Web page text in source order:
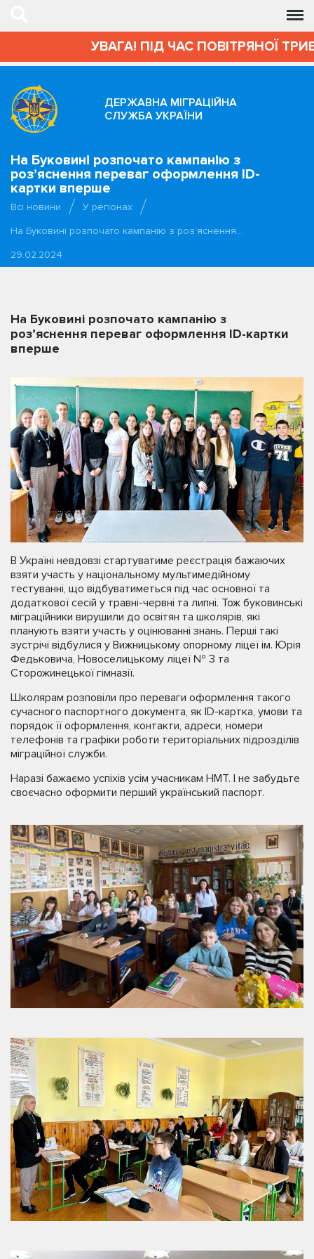
УВАГА! ПІД ЧАС ПОВІТРЯНОЇ
ДЕРЖАВНА МІГРАЦІЙНА
СЛУЖБА УКРАЇНИ
На Буковині розпочато кампанію з
роз’яснення переваг оформлення ID-
картки вперше
Всі новини
У регіонах
На Буковині розпочато кампанію з роз’яснення…
29.02.2024
На Буковині розпочато кампанію з
роз’яснення переваг оформлення ID-картки
вперше
В Україні невдовзі стартуватиме реєстрація бажаючих
взяти участь у національному мультимедійному
тестуванні, що відбуватиметься під час основної та
додаткової сесій у травні-червні та липні. Тож буковинські
міграційники вирушили до освітян та школярів, які
планують взяти участь у оцінюванні знань. Перші такі
зустрічі відбулися у Вижницькому опорному ліцеї ім. Юрія
Федьковича, Новоселицькому ліцеї № 3 та
Сторожинецької гімназії.
Школярам розповіли про переваги оформлення такого
сучасного паспортного документа, як ID-картка, умови та
порядок її оформлення, контакти, адреси, номери
телефонів та графіки роботи територіальних підрозділів
міграційної служби.
Наразі бажаємо успіхів усім учасникам НМТ. І не забудьте
своєчасно оформити перший український паспорт.